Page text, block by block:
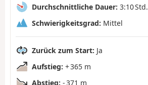
Durchschnittliche Dauer: 3:10 Std.
Schwierigkeitsgrad: Mittel
Zurück zum Start: Ja
Aufstieg: + 365 m
Abstieg: - 371 m